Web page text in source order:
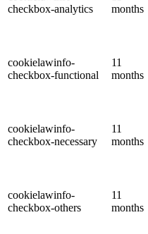
checkbox-analytics
months
cookielawinfo-
checkbox-functional
11
months
cookielawinfo-
checkbox-necessary
11
months
cookielawinfo-
checkbox-others
11
months